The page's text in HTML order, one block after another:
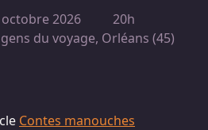
2026
20h
du voyage, Orléans (45)
Contes manouches